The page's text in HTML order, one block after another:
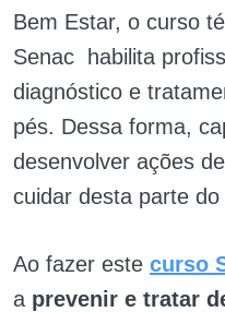
Bem Estar, o curso
Senac habilita
diagnóstico e
pés. Dessa forma,
desenvolver ações
cuidar desta parte do
Ao fazer este curso
a prevenir e tratar